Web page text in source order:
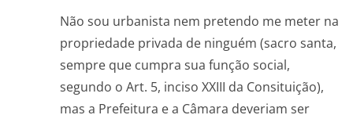
Não sou urbanista nem pretendo me meter na
propriedade privada de ninguém (sacro santa,
sempre que cumpra sua função social,
segundo o Art. 5, inciso XXIII da Consituição),
mas a Prefeitura e a Câmara deveriam ser